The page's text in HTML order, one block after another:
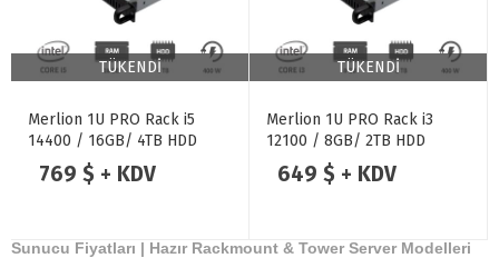
TÜKENDİ
Merlion 1U PRO Rack i5
14400 / 16GB/ 4TB HDD
769 $ + KDV
TÜKENDİ
Merlion 1U PRO Rack i3
12100 / 8GB/ 2TB HDD
649 $ + KDV
Sunucu Fiyatları | Hazır Rackmount & Tower Server Modelleri